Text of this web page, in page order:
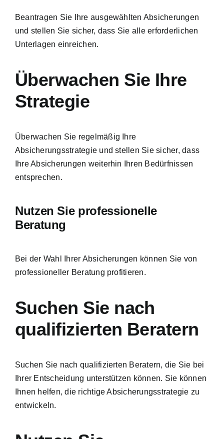
Beantragen Sie Ihre ausgewählten Absicherungen
und stellen Sie sicher, dass Sie alle erforderlichen
Unterlagen einreichen.
Überwachen Sie Ihre
Strategie
Überwachen Sie regelmäßig Ihre
Absicherungsstrategie und stellen Sie sicher, dass
Ihre Absicherungen weiterhin Ihren Bedürfnissen
entsprechen.
Nutzen Sie professionelle
Beratung
Bei der Wahl Ihrer Absicherungen können Sie von
professioneller Beratung profitieren.
Suchen Sie nach
qualifizierten Beratern
Suchen Sie nach qualifizierten Beratern, die Sie bei
Ihrer Entscheidung unterstützen können. Sie können
Ihnen helfen, die richtige Absicherungsstrategie zu
entwickeln.